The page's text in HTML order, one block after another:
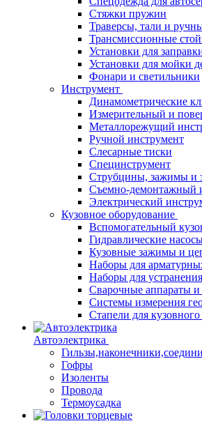
Стяжки пружин
Траверсы, тали и
Трансмиссионные
Установки для
Установки для мойки
Фонари и светильники
Инструмент
Динамометрические
Измерительный и
Металлорежущий
Ручной инструмент
Слесарные тиски
Специнструмент
Струбцины, зажимы и
Съемно-демонтажный
Электрический
Кузовное оборудование
Вспомогательный
Гидравлические
Кузовные зажимы и
Наборы для
Наборы для
Сварочные аппараты и
Системы измерения
Стапели для
Автоэлектрика
Гофры
Изоленты
Провода
Термоусадка